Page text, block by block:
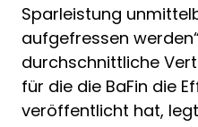
Sparleistung
aufgefressen
durchschnittliche
für die die BaFin die
veröffentlicht hat,